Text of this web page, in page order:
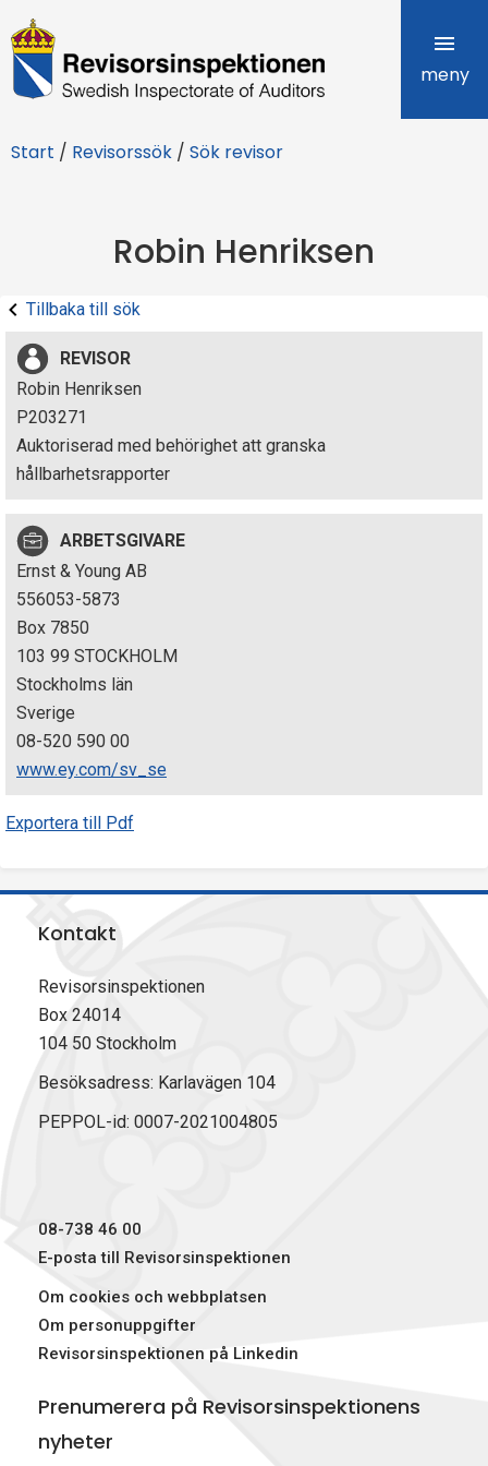
R
e
i
r
s
i
n
s
p
e
k
t
i
o
n
e
meny
Start / Revisorssök / Sök revisor
Robin Henriksen
Tillbaka till sök
REVISOR
Robin Henriksen
P203271
Auktoriserad med behörighet att granska
hållbarhetsrapporter
ARBETSGIVARE
Ernst & Young AB
556053-5873
Box 7850
103 99 STOCKHOLM
Stockholms län
Sverige
08-520 590 00
www.ey.com/sv_se
Exportera till Pdf
Kontakt
Revisorsinspektionen
Box 24014
104 50 Stockholm
Besöksadress: Karlavägen 104
PEPPOL-id: 0007-2021004805
08-738 46 00
E-posta till Revisorsinspektionen
Om cookies och webbplatsen
Om personuppgifter
Revisorsinspektionen på Linkedin
Prenumerera på Revisorsinspektionens
nyheter